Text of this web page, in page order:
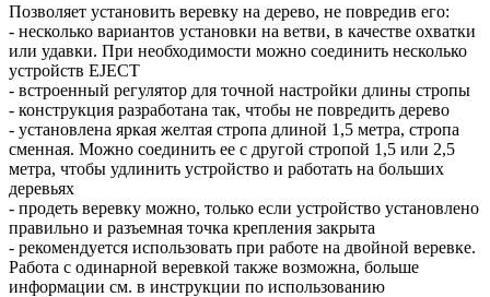
Позволяет установить веревку на дерево, не повредив его:
- несколько вариантов установки на ветви, в качестве охватки
или удавки. При необходимости можно соединить несколько
устройств EJECT
- встроенный регулятор для точной настройки длины стропы
- конструкция разработана так, чтобы не повредить дерево
- установлена яркая желтая стропа длиной 1,5 метра, стропа
сменная. Можно соединить ее с другой стропой 1,5 или 2,5
метра, чтобы удлинить устройство и работать на больших
деревьях
- продеть веревку можно, только если устройство установлено
правильно и разъемная точка крепления закрыта
- рекомендуется использовать при работе на двойной веревке.
Работа с одинарной веревкой также возможна, больше
информации см. в инструкции по использованию